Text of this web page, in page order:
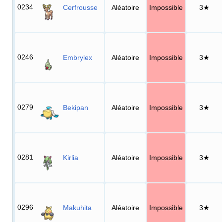
0234 Cerfrousse Aléatoire Impossible 3★
0246 Embrylex Aléatoire Impossible 3★
0279 Bekipan Aléatoire Impossible 3★
0281 Kirlia Aléatoire Impossible 3★
0296 Makuhita Aléatoire Impossible 3★